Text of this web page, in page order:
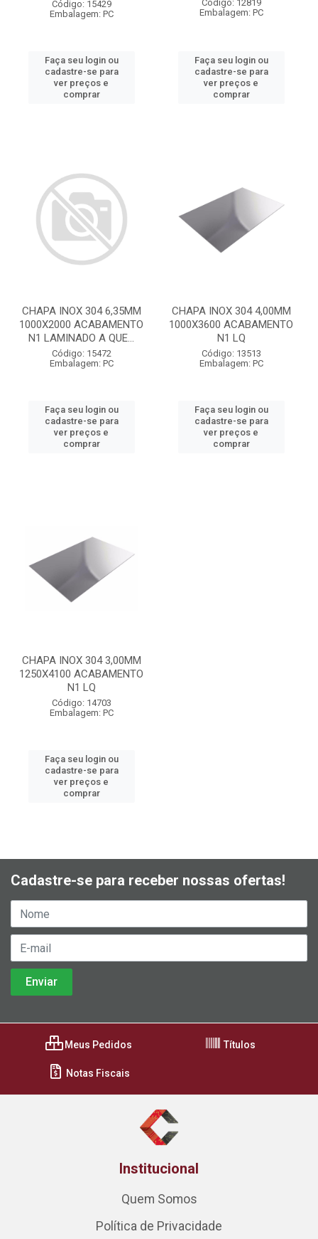
Código: 15429
Embalagem: PC
Faça seu login ou
cadastre-se para
ver preços e
comprar
Código: 12819
Embalagem: PC
Faça seu login ou
cadastre-se para
ver preços e
comprar
CHAPA INOX 304 6,35MM
1000X2000 ACABAMENTO
N1 LAMINADO A QUE...
Código: 15472
Embalagem: PC
Faça seu login ou
cadastre-se para
ver preços e
comprar
CHAPA INOX 304 4,00MM
1000X3600 ACABAMENTO
N1 LQ
Código: 13513
Embalagem: PC
Faça seu login ou
cadastre-se para
ver preços e
comprar
CHAPA INOX 304 3,00MM
1250X4100 ACABAMENTO
N1 LQ
Código: 14703
Embalagem: PC
Faça seu login ou
cadastre-se para
ver preços e
comprar
Cadastre-se para receber nossas ofertas!
Meus Pedidos Títulos
Notas Fiscais
Institucional
Quem Somos
Política de Privacidade